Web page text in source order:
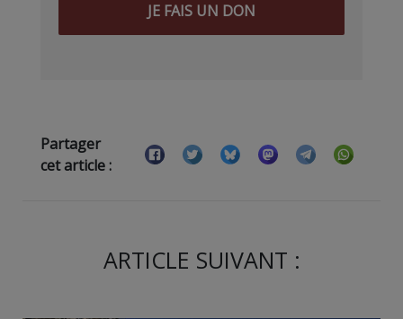
JE FAIS UN DON
Partager
cet article :
ARTICLE SUIVANT :